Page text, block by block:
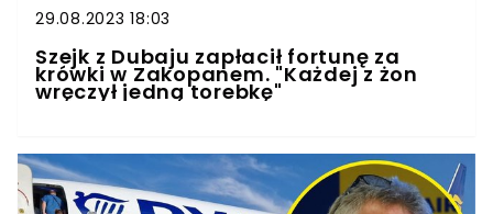
29.08.2023 18:03
Szejk z Dubaju zapłacił fortunę za
krówki w Zakopanem. "Każdej z żon
wręczył jedną torebkę"